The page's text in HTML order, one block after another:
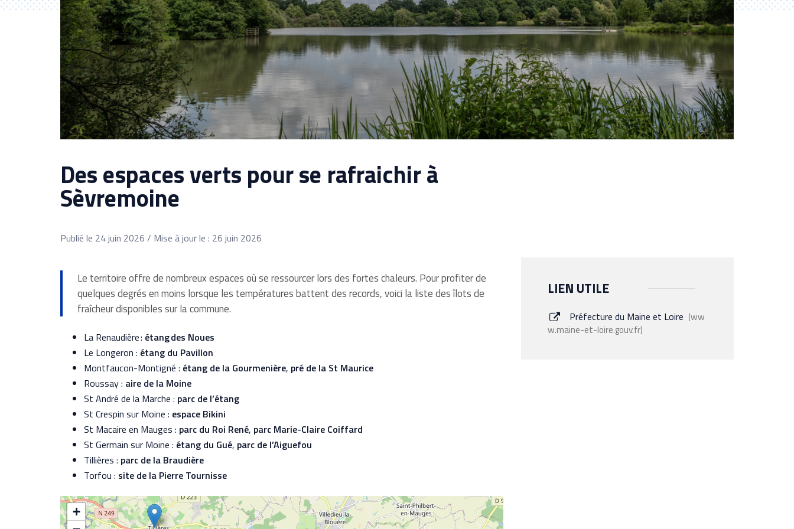
Des espaces verts pour se rafraichir à
Sèvremoine
Publié le 24 juin 2026 / Mise à jour le : 26 juin 2026
Le territoireoffrede nombreux espaces où se ressourcer lorsdes fortes chaleurs. Pour profiter de
quelques degrés en moins lorsque les températures battent des records,voici la listedes îlots de
fraîcheur disponibles sur la commune.
La Renaudière : étang des Noues
Le Longeron : étang du Pavillon
Montfaucon-Montigné : étang de la Gourmenière, pré de la St Maurice
Roussay : aire de la Moine
St André de la Marche : parc de l’étang
St Crespin sur Moine : espace Bikini
St Macaire en Mauges : parc du Roi René, parc Marie-Claire Coiffard
St Germain sur Moine : étang du Gué, parc de l’Aiguefou
Tillières : parc de la Braudière
Torfou : site de la Pierre Tournisse
+
LIEN UTILE
Préfecture du Maine et Loire ww
w.maine-et-loire.gouv.fr